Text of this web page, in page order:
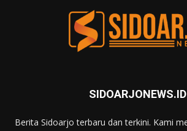
SIDOARJONEWS.ID
Berita Sidoarjo terbaru dan terkini. Kami